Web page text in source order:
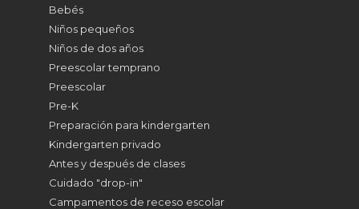
Bebés
Niños pequeños
Niños de dos años
Preescolar temprano
Preescolar
Pre-K
Preparación para kindergarten
Kindergarten privado
Antes y después de clases
Cuidado "drop-in"
Campamentos de receso escolar